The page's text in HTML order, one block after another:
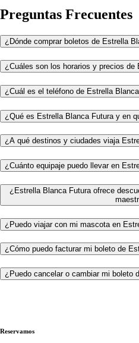
Preguntas Frecuentes
¿Dónde comprar boletos de Estrella
¿Cuáles son los horarios y precios de
¿Cuál es el teléfono de Estrella
¿Qué es Estrella Blanca Futura y en
¿A qué destinos y ciudades viaja
¿Cuánto equipaje puedo llevar en
¿Estrella Blanca Futura ofrece
¿Puedo viajar con mi mascota en
¿Cómo puedo facturar mi boleto de
¿Puedo cancelar o cambiar mi boleto
Reservamos